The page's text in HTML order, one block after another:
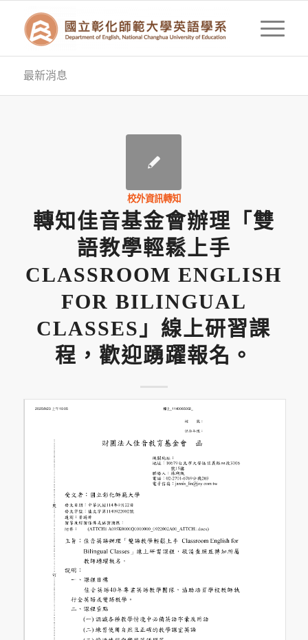
最新消息
校外資訊轉知
轉知佳音基金會辦理「雙
語教學輕鬆上手
CLASSROOM ENGLISH
FOR BILINGUAL
CLASSES」線上研習課
程，歡迎踴躍報名。